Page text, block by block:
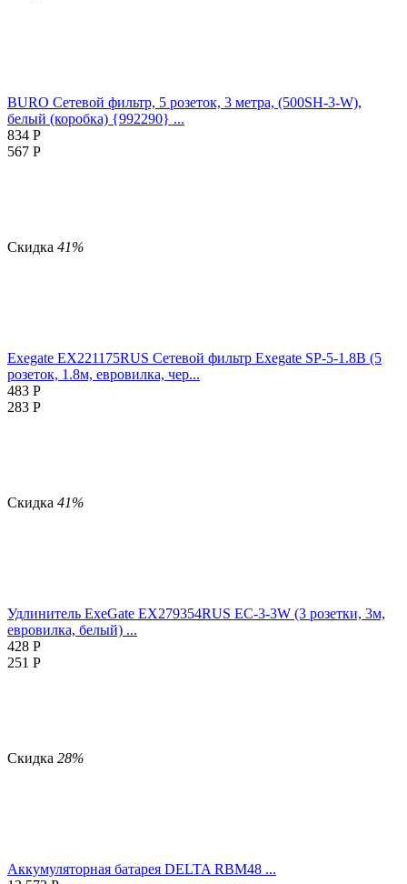
BURO Сетевой фильтр, 5 розеток, 3 метра, (500SH-3-W),
белый (коробка) {992290} ...
834 Р
567 Р
Скидка 41%
Exegate EX221175RUS Сетевой фильтр Exegate SP-5-1.8B (5
розеток, 1.8м, евровилка, чер...
483 Р
283 Р
Скидка 41%
Удлинитель ExeGate EX279354RUS EC-3-3W (3 розетки, 3м,
евровилка, белый) ...
428 Р
251 Р
Скидка 28%
Аккумуляторная батарея DELTA RBM48 ...